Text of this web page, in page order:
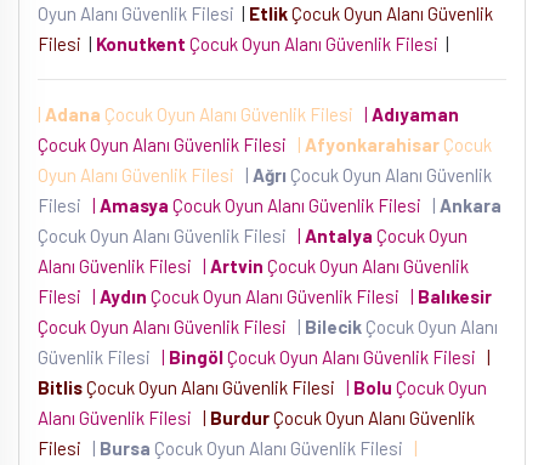
Oyun Alanı Güvenlik Filesi | EtlikÇocuk Oyun Alanı Güvenlik
Filesi | Konutkent Çocuk Oyun Alanı Güvenlik Filesi |
| Adana Çocuk Oyun Alanı Güvenlik Filesi | Adıyaman
Çocuk Oyun Alanı Güvenlik Filesi
| Afyonkarahisar Çocuk
Oyun Alanı Güvenlik Filesi
| Ağrı Çocuk Oyun Alanı Güvenlik
Filesi | Amasya Çocuk Oyun Alanı Güvenlik Filesi | Ankara
Çocuk Oyun Alanı Güvenlik Filesi | Antalya Çocuk Oyun
Alanı Güvenlik Filesi | Artvin Çocuk Oyun Alanı Güvenlik
Filesi | Aydın Çocuk Oyun Alanı Güvenlik Filesi | Balıkesir
Çocuk Oyun Alanı Güvenlik Filesi
| Bilecik Çocuk Oyun Alanı
Güvenlik Filesi | BingölÇocuk Oyun Alanı Güvenlik Filesi |
BitlisÇocuk Oyun Alanı Güvenlik Filesi | Bolu Çocuk Oyun
Alanı Güvenlik Filesi | BurdurÇocuk Oyun Alanı Güvenlik
Filesi
| Bursa Çocuk Oyun Alanı Güvenlik Filesi
|